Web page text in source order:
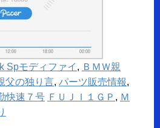
Spモディファイ , ＢＭＷ親
父の独り言, パーツ販売情報,
快速７号 ＦＵＪＩ１ＧＰ , Ｍ